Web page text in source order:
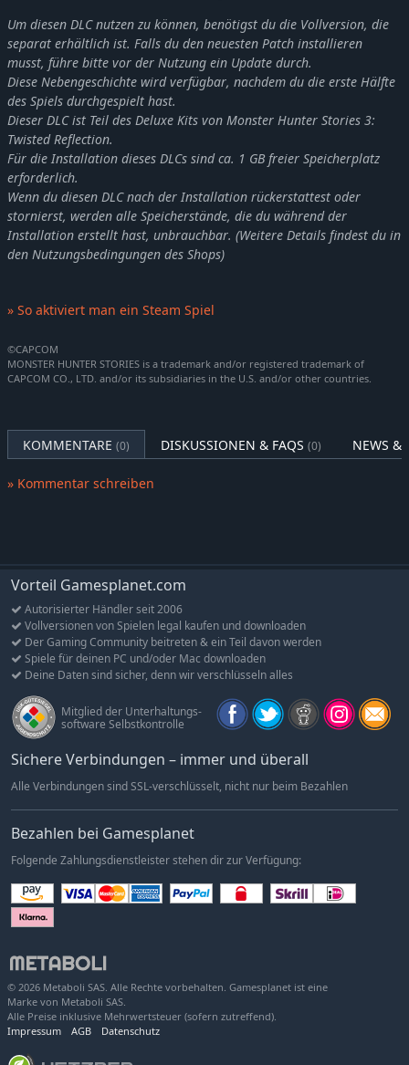
Um diesen DLC nutzen zu können, benötigst du die Vollversion, die
separat erhältlich ist. Falls du den neuesten Patch installieren
musst, führe bitte vor der Nutzung ein Update durch.
Diese Nebengeschichte wird verfügbar, nachdem du die erste Hälfte
des Spiels durchgespielt hast.
Dieser DLC ist Teil des Deluxe Kits von Monster Hunter Stories 3:
Twisted Reflection.
Für die Installation dieses DLCs sind ca. 1 GB freier Speicherplatz
erforderlich.
Wenn du diesen DLC nach der Installation rückerstattest oder
stornierst, werden alle Speicherstände, die du während der
Installation erstellt hast, unbrauchbar. (Weitere Details findest du in
den Nutzungsbedingungen des Shops)
» So aktiviert man ein Steam Spiel
©CAPCOM
MONSTER HUNTER STORIES is a trademark and/or registered trademark of
CAPCOM CO., LTD. and/or its subsidiaries in the U.S. and/or other countries.
KOMMENTARE (0) DISKUSSIONEN & FAQS (0) NEWS &
» Kommentar schreiben
Vorteil Gamesplanet.com
Autorisierter Händler seit 2006
Vollversionen von Spielen legal kaufen und downloaden
Der Gaming Community beitreten & ein Teil davon werden
Spiele für deinen PC und/oder Mac downloaden
Deine Daten sind sicher, denn wir verschlüsseln alles
Mitglied der Unterhaltungs-
software Selbstkontrolle
Sichere Verbindungen – immer und überall
Alle Verbindungen sind SSL-verschlüsselt, nicht nur beim Bezahlen
Bezahlen bei Gamesplanet
Folgende Zahlungsdienstleister stehen dir zur Verfügung:
© 2026 Metaboli SAS. Alle Rechte vorbehalten. Gamesplanet ist eine
Marke von Metaboli SAS.
Alle Preise inklusive Mehrwertsteuer (sofern zutreffend).
Impressum
AGB Datenschutz